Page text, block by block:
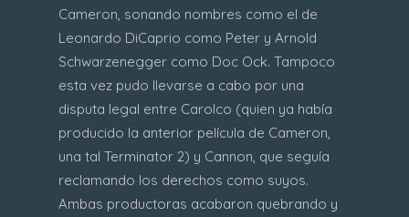
Cameron, sonando nombres como el de
Leonardo DiCaprio como Peter y Arnold
Schwarzenegger como Doc Ock. Tampoco
esta vez pudo llevarse a cabo por una
disputa legal entre Carolco (quien ya había
producido la anterior película de Cameron,
una tal Terminator 2) y Cannon, que seguía
reclamando los derechos como suyos.
Ambas productoras acabaron quebrando y